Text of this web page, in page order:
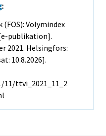
:
Volymindex
publikation].
2021. Helsingfors:
10.8.2026].
ttvi_2021_11_2